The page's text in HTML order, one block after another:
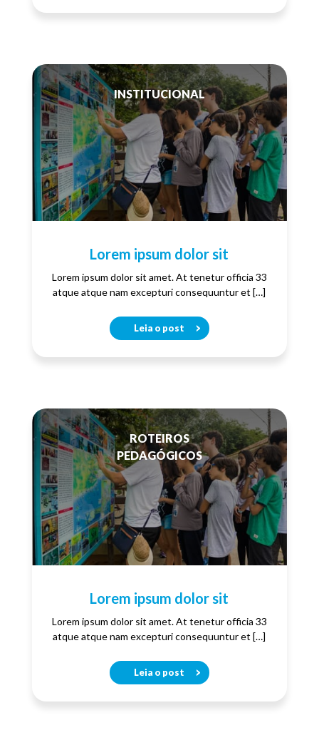
INSTITUCIONAL
Lorem ipsum dolor sit
Lorem ipsum dolor sit amet. At tenetur officia 33
atque atque nam excepturi consequuntur et […]
Leia o post
ROTEIROS
PEDAGÓGICOS
Lorem ipsum dolor sit
Lorem ipsum dolor sit amet. At tenetur officia 33
atque atque nam excepturi consequuntur et […]
Leia o post